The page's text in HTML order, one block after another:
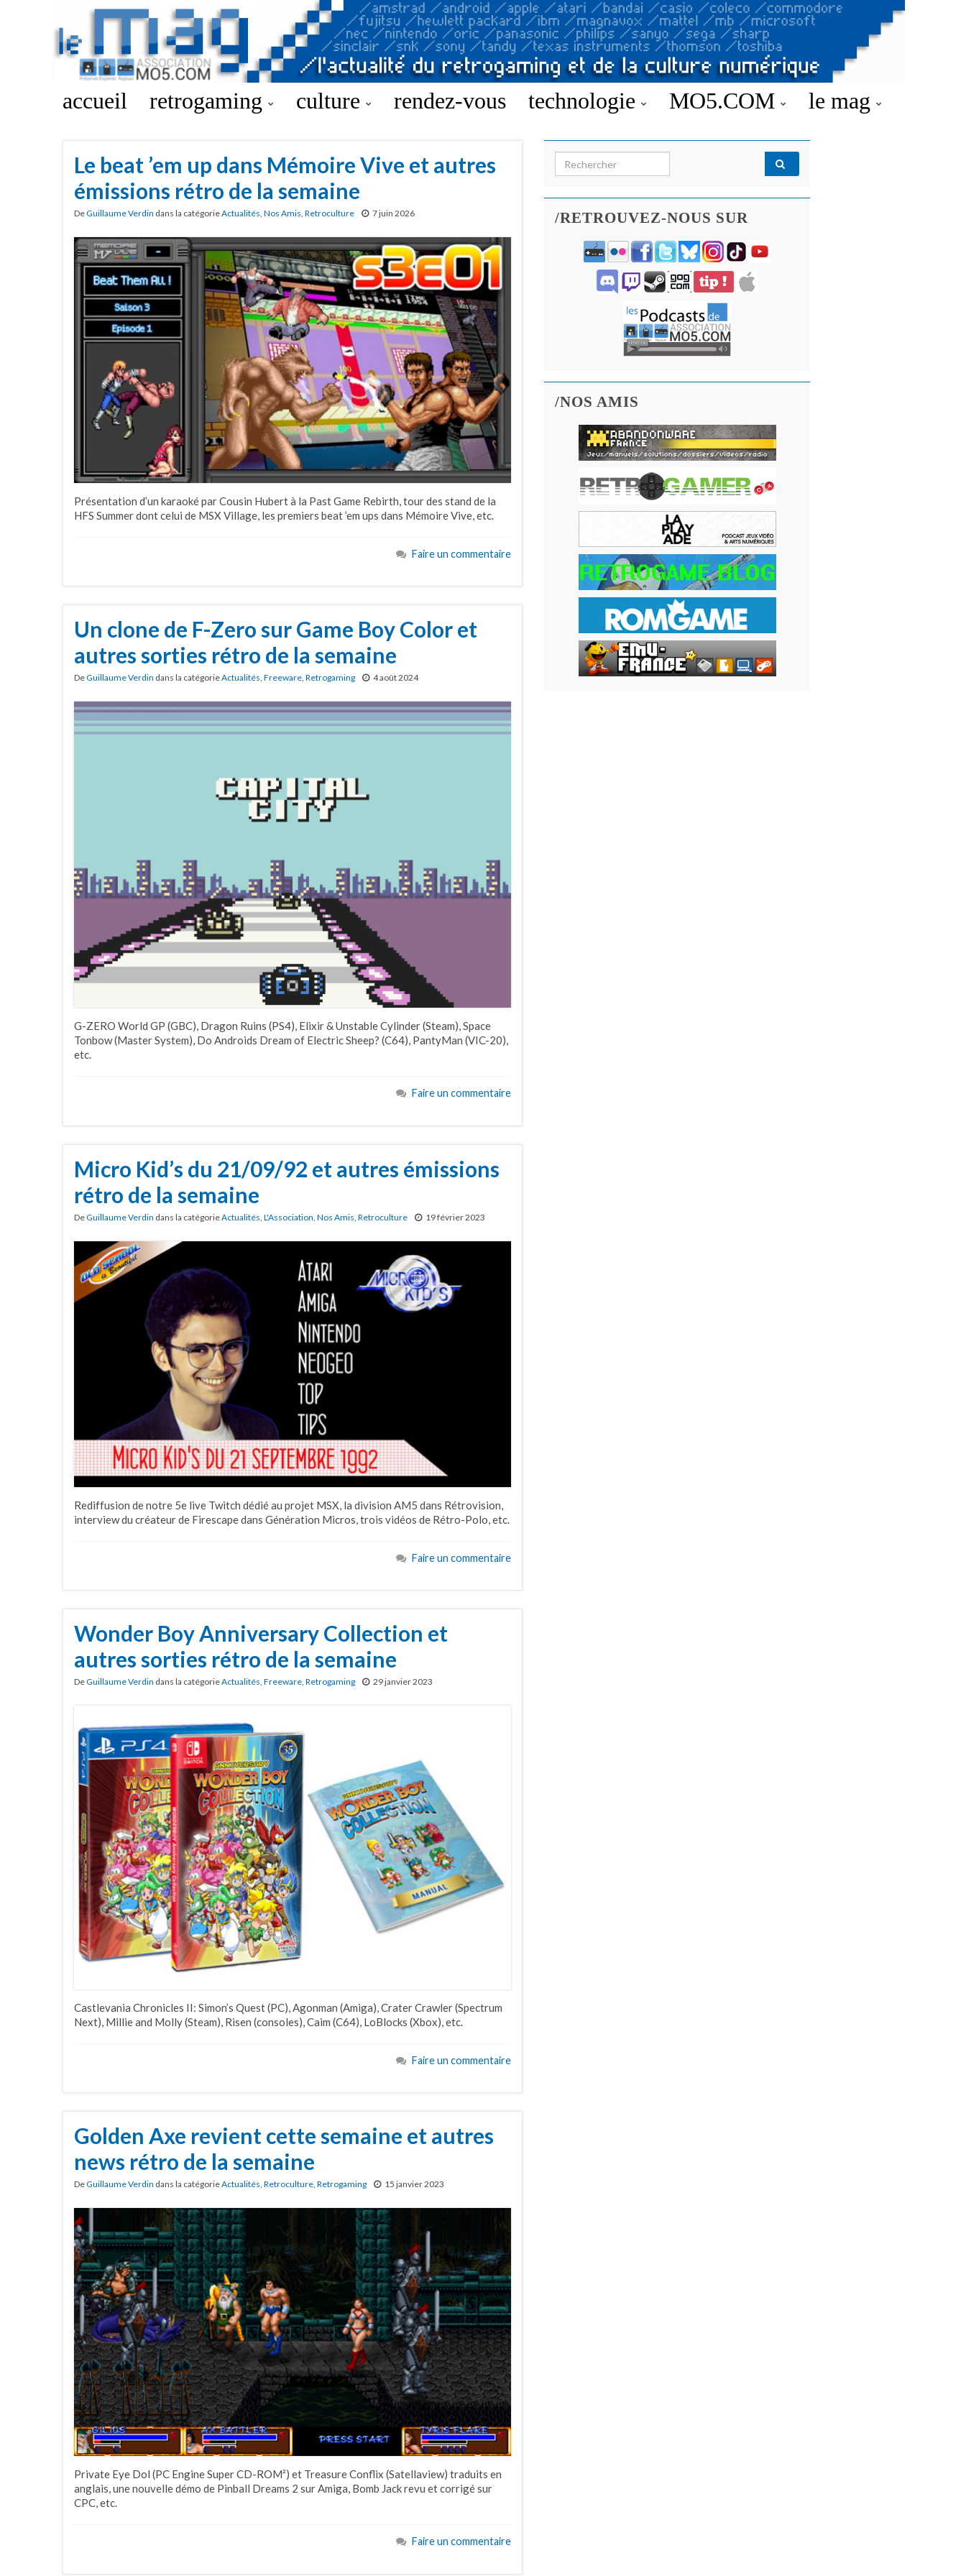
accueil retrogaming culture rendez-vous technologie MO5.COM le mag
Le beat ’em up dans Mémoire Vive et autres
émissions rétro de la semaine
DeGuillaume Verdin dans la catégorieActualités, Nos Amis, Retroculture 7 juin 2026
Présentation d’un karaoké par Cousin Hubert à la Past Game Rebirth, tour des stand de la
HFS Summer dont celui de MSX Village, les premiers beat ’em ups dans Mémoire Vive, etc.
Faire un commentaire
Un clone de F-Zero sur Game Boy Color et
autres sorties rétro de la semaine
DeGuillaume Verdin dans la catégorieActualités, Freeware, Retrogaming 4 août 2024
G-ZERO World GP (GBC), Dragon Ruins (PS4), Elixir & Unstable Cylinder (Steam), Space
Tonbow (Master System), Do Androids Dream of Electric Sheep? (C64), PantyMan (VIC-20),
etc.
Faire un commentaire
Micro Kid’s du 21/09/92 et autres émissions
rétro de la semaine
DeGuillaume Verdin dans la catégorieActualités L'Association Nos Amis Retroculture 19 février 2023
Rediffusion de notre 5e live Twitch dédié au projet MSX, la division AM5 dans Rétrovision,
interview du créateur de Firescape dans Génération Micros, trois vidéos de Rétro-Polo, etc.
Faire un commentaire
Wonder Boy Anniversary Collection et
autres sorties rétro de la semaine
DeGuillaume Verdin dans la catégorieActualités, Freeware, Retrogaming 29 janvier 2023
Castlevania Chronicles II: Simon’s Quest (PC), Agonman (Amiga), Crater Crawler (Spectrum
Next), Millie and Molly (Steam), Risen (consoles), Caim (C64), LoBlocks (Xbox), etc.
Faire un commentaire
Golden Axe revient cette semaine et autres
news rétro de la semaine
DeGuillaume Verdin dans la catégorieActualités, Retroculture, Retrogaming 15 janvier 2023
Private Eye Dol (PC Engine Super CD-ROM²) et Treasure Conflix (Satellaview) traduits en
anglais, une nouvelle démo de Pinball Dreams 2 sur Amiga, Bomb Jack revu et corrigé sur
CPC, etc.
Faire un commentaire
Search for:
/RETROUVEZ-NOUS SUR
/NOS AMIS